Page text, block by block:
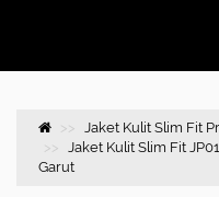
Jaket Kulit Slim Fit
Jaket Kulit Slim Fit
Garut